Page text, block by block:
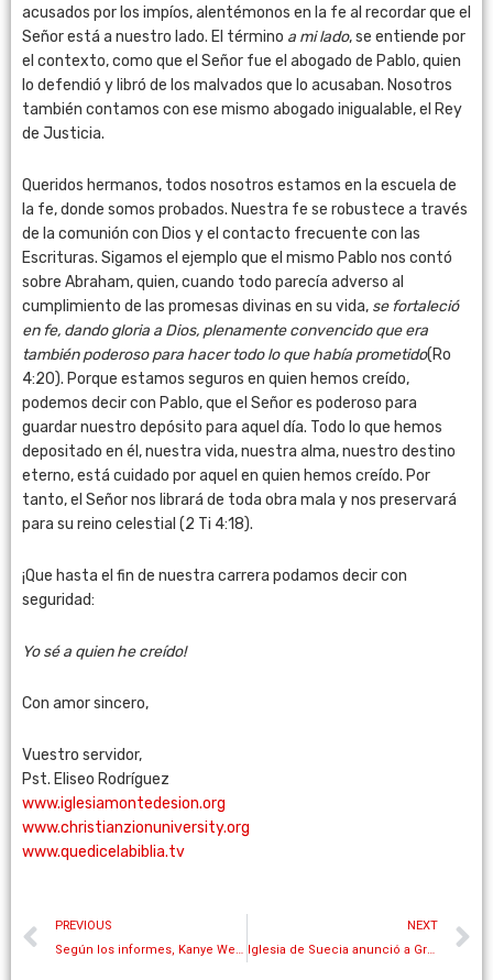
acusados por los impíos, alentémonos en la fe al recordar que el
Señor está a nuestro lado. El término a mi lado, se entiende por
el contexto, como que el Señor fue el abogado de Pablo, quien
lo defendió y libró de los malvados que lo acusaban. Nosotros
también contamos con ese mismo abogado inigualable, el Rey
de Justicia.
Queridos hermanos, todos nosotros estamos en la escuela de
la fe, donde somos probados. Nuestra fe se robustece a través
de la comunión con Dios y el contacto frecuente con las
Escrituras. Sigamos el ejemplo que el mismo Pablo nos contó
sobre Abraham, quien, cuando todo parecía adverso al
cumplimiento de las promesas divinas en su vida, se fortaleció
en fe, dando gloria a Dios, plenamente convencido que era
también poderoso para hacer todo lo que había prometido(Ro
4:20). Porque estamos seguros en quien hemos creído,
podemos decir con Pablo, que el Señor es poderoso para
guardar nuestro depósito para aquel día. Todo lo que hemos
depositado en él, nuestra vida, nuestra alma, nuestro destino
eterno, está cuidado por aquel en quien hemos creído. Por
tanto, el Señor nos librará de toda obra mala y nos preservará
para su reino celestial (2 Ti 4:18).
¡Que hasta el fin de nuestra carrera podamos decir con
seguridad:
Yo sé a quien he creído!
Con amor sincero,
Vuestro servidor,
Pst. Eliseo Rodríguez
www.iglesiamontedesion.org
www.christianzionuniversity.org
www.quedicelabiblia.tv
PREVIOUS
Según los informes, Kanye West dice que solo hará música gospel de ahora en adelante
NEXT
Iglesia de Suecia anunció a Greta Thunberg «Sucesora» de Jesús